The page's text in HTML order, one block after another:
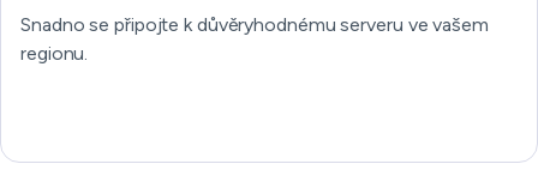
Snadno se připojte k důvěryhodnému serveru ve vašem
regionu.